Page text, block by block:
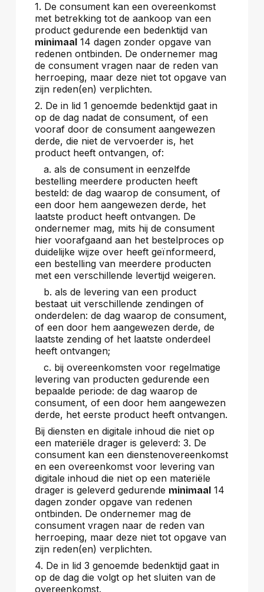
1. De consument kan een overeenkomst
met betrekking tot de aankoop van een
product gedurende een bedenktijd van
minimaal14 dagen zonder opgave van
redenen ontbinden. De ondernemer mag
de consument vragen naar de reden van
herroeping, maar deze niet tot opgave van
zijn reden(en) verplichten.
2. De in lid 1 genoemde bedenktijd gaat in
op de dag nadat de consument, of een
vooraf door de consument aangewezen
derde, die niet de vervoerder is, het
product heeft ontvangen, of:
a. als de consument in eenzelfde
bestelling meerdere producten heeft
besteld: de dag waarop de consument, of
een door hem aangewezen derde, het
laatste product heeft ontvangen. De
ondernemer mag, mits hij de consument
hier voorafgaand aan het bestelproces op
duidelijke wijze over heeft geïnformeerd,
een bestelling van meerdere producten
met een verschillende levertijd weigeren.
b. als de levering van een product
bestaat uit verschillende zendingen of
onderdelen: de dag waarop de consument,
of een door hem aangewezen derde, de
laatste zending of het laatste onderdeel
heeft ontvangen;
c. bij overeenkomsten voor regelmatige
levering van producten gedurende een
bepaalde periode: de dag waarop de
consument, of een door hem aangewezen
derde, het eerste product heeft ontvangen.
Bij diensten en digitale inhoud die niet op
een materiële drager is geleverd: 3. De
consument kan een dienstenovereenkomst
en een overeenkomst voor levering van
digitale inhoud die niet op een materiële
drager is geleverd gedurende minimaal14
dagen zonder opgave van redenen
ontbinden. De ondernemer mag de
consument vragen naar de reden van
herroeping, maar deze niet tot opgave van
zijn reden(en) verplichten.
4. De in lid 3 genoemde bedenktijd gaat in
op de dag die volgt op het sluiten van de
overeenkomst.